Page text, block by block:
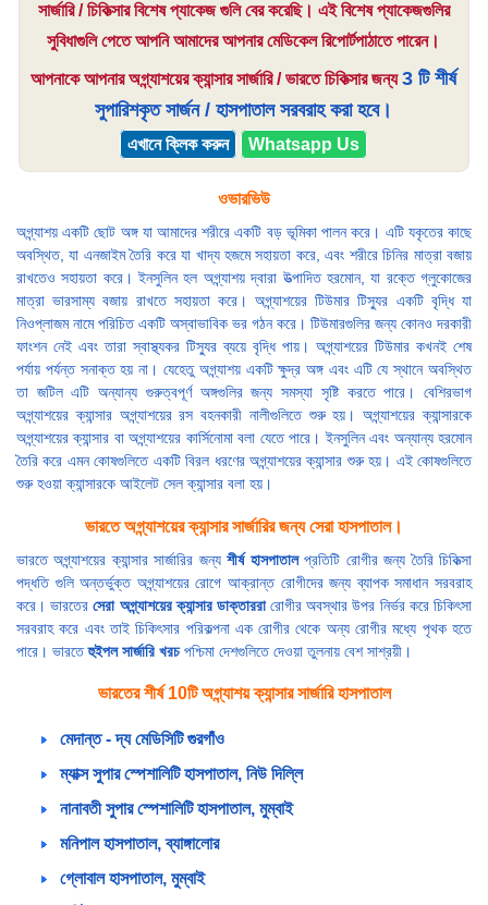
সার্জারি / চিকিত্সার বিশেষ প্যাকেজ গুলি বের করেছি। এই বিশেষ প্যাকেজগুলির
সুবিধাগুলি পেতে আপনি আমাদের আপনার মেডিকেল রিপোর্টপাঠাতে পারেন।
আপনাকে আপনার অগ্ন্যাশয়ের ক্যান্সার সার্জারি / ভারতে চিকিত্সার জন্য3 টি শীর্ষ
সুপারিশকৃত সার্জন / হাসপাতাল সরবরাহ করা হবে।
এখানে ক্লিক করুন Whatsapp Us
ওভারভিউ
অগ্ন্যাশয় একটি ছোট অঙ্গ যা আমাদের শরীরে একটি বড় ভূমিকা পালন করে। এটি যকৃতের কাছে
অবস্থিত, যা এনজাইম তৈরি করে যা খাদ্য হজমে সহায়তা করে, এবং শরীরে চিনির মাত্রা বজায়
রাখতেও সহায়তা করে। ইনসুলিন হল অগ্ন্যাশয় দ্বারা উত্পাদিত হরমোন, যা রক্তে গ্লুকোজের
মাত্রা ভারসাম্য বজায় রাখতে সহায়তা করে। অগ্ন্যাশয়ের টিউমার টিস্যুর একটি বৃদ্ধি যা
নিওপ্লাজম নামে পরিচিত একটি অস্বাভাবিক ভর গঠন করে। টিউমারগুলির জন্য কোনও দরকারী
ফাংশন নেই এবং তারা স্বাস্থ্যকর টিস্যুর ব্যয়ে বৃদ্ধি পায়। অগ্ন্যাশয়ের টিউমার কখনই শেষ
পর্যায় পর্যন্ত সনাক্ত হয় না। যেহেতু অগ্ন্যাশয় একটি ক্ষুদ্র অঙ্গ এবং এটি যে স্থানে অবস্থিত
তা জটিল এটি অন্যান্য গুরুত্বপূর্ণ অঙ্গগুলির জন্য সমস্যা সৃষ্টি করতে পারে। বেশিরভাগ
অগ্ন্যাশয়ের ক্যান্সার অগ্ন্যাশয়ের রস বহনকারী নালীগুলিতে শুরু হয়। অগ্ন্যাশয়ের ক্যান্সারকে
অগ্ন্যাশয়ের ক্যান্সার বা অগ্ন্যাশয়ের কার্সিনোমা বলা যেতে পারে। ইনসুলিন এবং অন্যান্য হরমোন
তৈরি করে এমন কোষগুলিতে একটি বিরল ধরণের অগ্ন্যাশয়ের ক্যান্সার শুরু হয়। এই কোষগুলিতে
শুরু হওয়া ক্যান্সারকে আইলেট সেল ক্যান্সার বলা হয়।
ভারতে অগ্ন্যাশয়ের ক্যান্সার সার্জারির জন্য সেরা হাসপাতাল।
ভারতে অগ্ন্যাশয়ের ক্যান্সার সার্জারির জন্যশীর্ষ হাসপাতালপ্রতিটি রোগীর জন্য তৈরি চিকিত্সা
পদ্ধতি গুলি অন্তর্ভুক্ত অগ্ন্যাশয়ের রোগে আক্রান্ত রোগীদের জন্য ব্যাপক সমাধান সরবরাহ
করে। ভারতেরসেরা অগ্ন্যাশয়ের ক্যান্সার ডাক্তাররারোগীর অবস্থার উপর নির্ভর করে চিকিৎসা
সরবরাহ করে এবং তাই চিকিৎসার পরিকল্পনা এক রোগীর থেকে অন্য রোগীর মধ্যে পৃথক হতে
পারে। ভারতেহুইপল সার্জারি খরচপশ্চিমা দেশগুলিতে দেওয়া তুলনায় বেশ সাশ্রয়ী।
ভারতের শীর্ষ 10টি অগ্ন্যাশয় ক্যান্সার সার্জারি হাসপাতাল
মেদান্ত - দ্য মেডিসিটি গুরগাঁও
ম্যাক্স সুপার স্পেশালিটি হাসপাতাল, নিউ দিল্লি
নানাবতী সুপার স্পেশালিটি হাসপাতাল, মুম্বাই
মনিপাল হাসপাতাল, ব্যাঙ্গালোর
গ্লোবাল হাসপাতাল, মুম্বাই